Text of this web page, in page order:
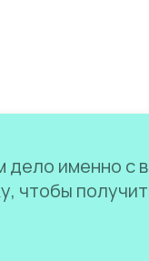
именно с
чтобы